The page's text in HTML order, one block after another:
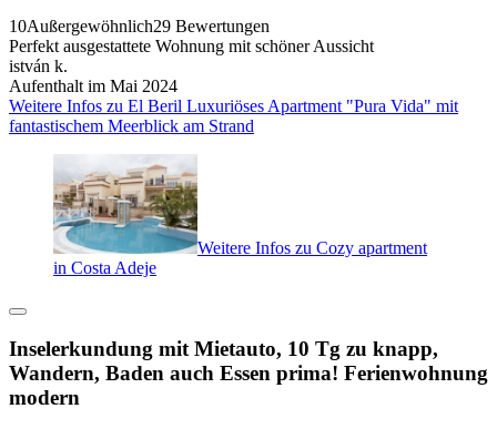
10Außergewöhnlich29 Bewertungen
Perfekt ausgestattete Wohnung mit schöner Aussicht
istván k.
Aufenthalt im Mai 2024
Weitere Infos zu El Beril Luxuriöses Apartment "Pura Vida" mit
fantastischem Meerblick am Strand
Weitere Infos zu Cozy apartment
in Costa Adeje
Inselerkundung mit Mietauto, 10 Tg zu knapp,
Wandern, Baden auch Essen prima! Ferienwohnung
modern